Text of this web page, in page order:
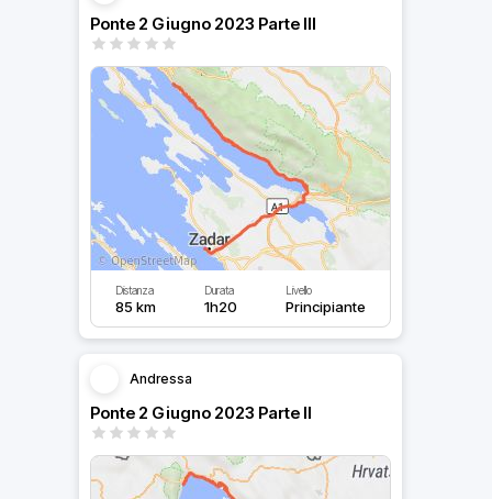
Ponte 2 Giugno 2023 Parte III
Distanza
85 km
Durata
1h20
Livello
Principiante
Andressa
Ponte 2 Giugno 2023 Parte II